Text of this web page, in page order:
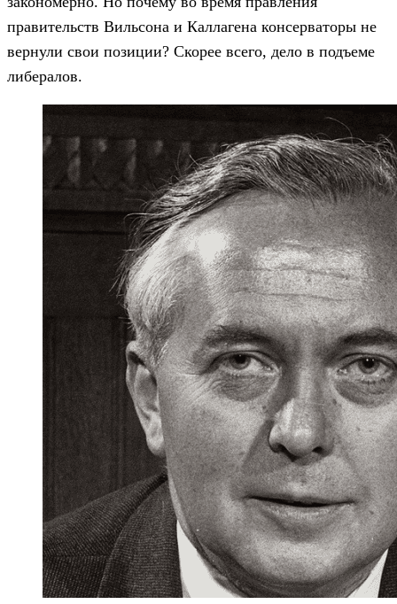
правительств Вильсона и Каллагена консерваторы не
вернули свои позиции? Скорее всего, дело в подъеме
либералов.